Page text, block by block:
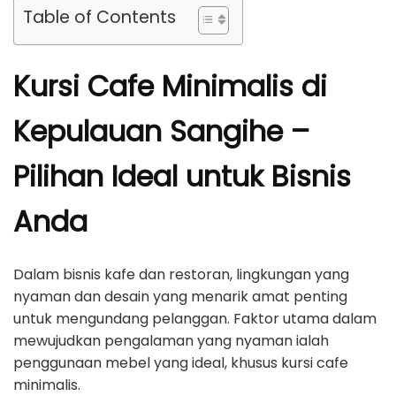
Table of Contents
Kursi Cafe Minimalis di
Kepulauan Sangihe –
Pilihan Ideal untuk Bisnis
Anda
Dalam bisnis kafe dan restoran, lingkungan yang
nyaman dan desain yang menarik amat penting
untuk mengundang pelanggan. Faktor utama dalam
mewujudkan pengalaman yang nyaman ialah
penggunaan mebel yang ideal, khusus kursi cafe
minimalis.